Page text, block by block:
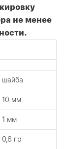
не менее
шайба
10 мм
1 мм
0,6 гр